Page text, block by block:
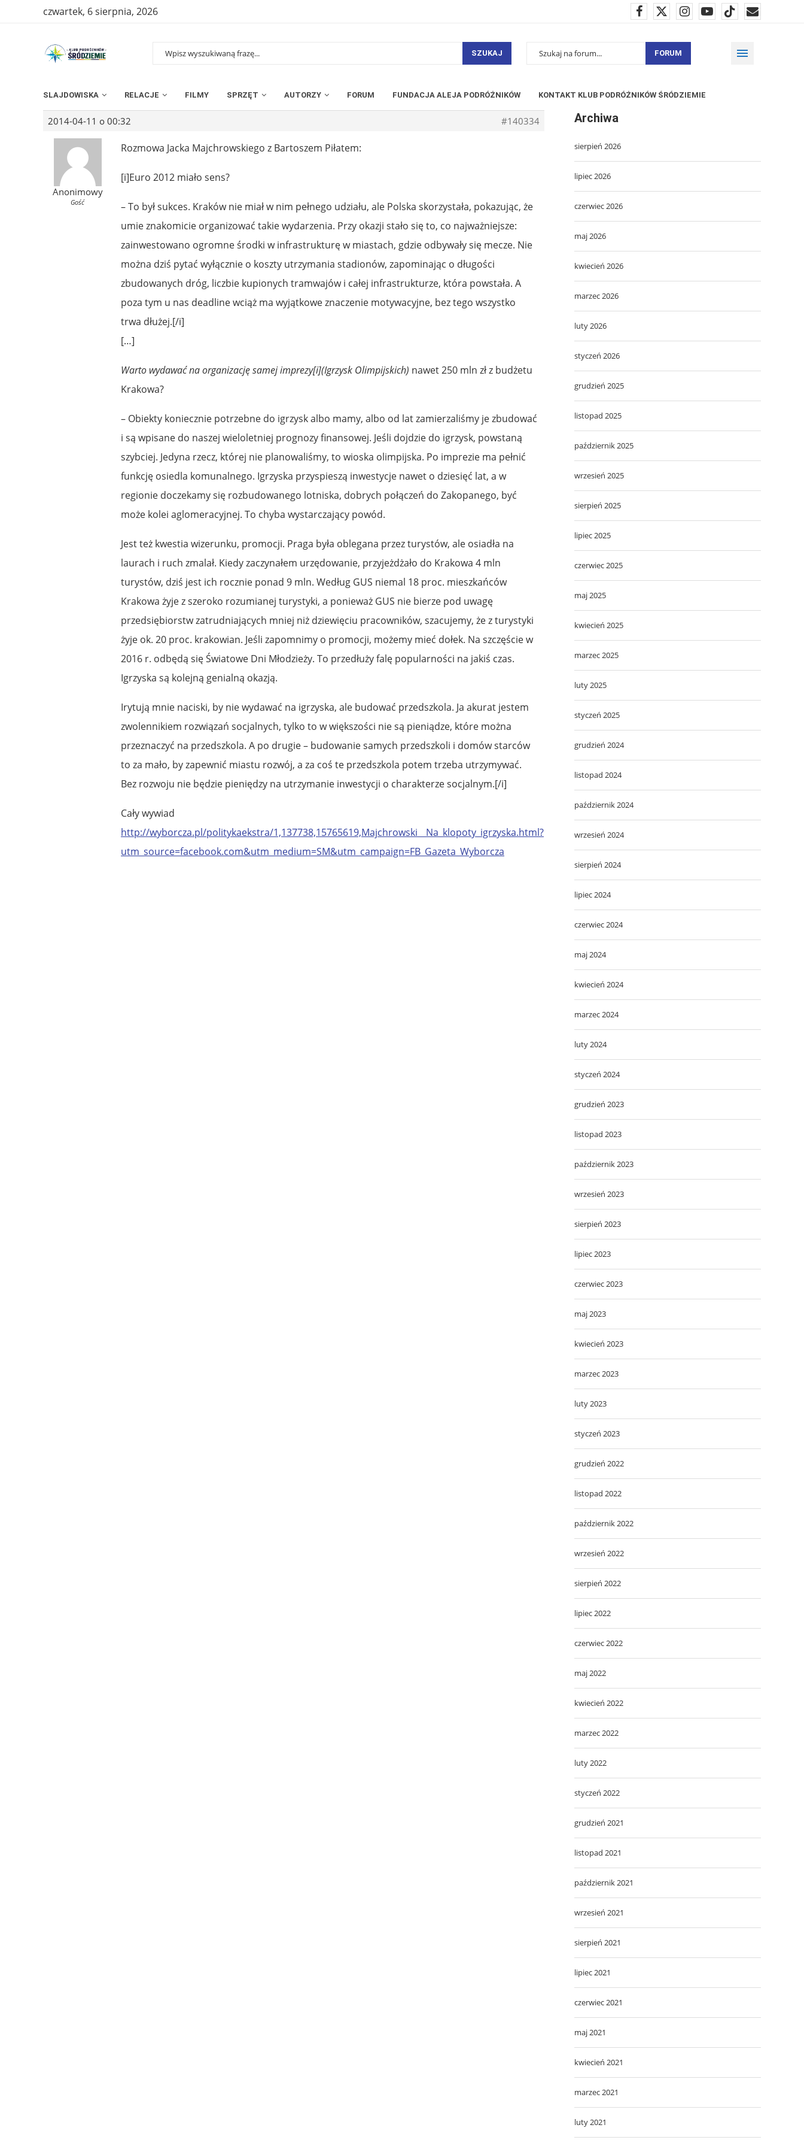
czwartek, 6 sierpnia, 2026
SZUKAJ FORUM
SLAJDOWISKA RELACJE FILMY SPRZĘT AUTORZY FORUM FUNDACJA ALEJA PODRÓŻNIKÓW KONTAKT KLUB PODRÓŻNIKÓW ŚRÓDZIEMIE
2014-04-11 o 00:32 #140334
Anonimowy
Gość
Rozmowa Jacka Majchrowskiego z Bartoszem Piłatem:
[i]Euro 2012 miało sens?
– To był sukces. Kraków nie miał w nim pełnego udziału, ale Polska skorzystała, pokazując, że
umie znakomicie organizować takie wydarzenia. Przy okazji stało się to, co najważniejsze:
zainwestowano ogromne środki w infrastrukturę w miastach, gdzie odbywały się mecze. Nie
można dziś pytać wyłącznie o koszty utrzymania stadionów, zapominając o długości
zbudowanych dróg, liczbie kupionych tramwajów i całej infrastrukturze, która powstała. A
poza tym u nas deadline wciąż ma wyjątkowe znaczenie motywacyjne, bez tego wszystko
trwa dłużej.[/i]
[…]
Warto wydawać na organizację samej imprezy[i](Igrzysk Olimpijskich) nawet 250 mln zł z budżetu
Krakowa?
– Obiekty koniecznie potrzebne do igrzysk albo mamy, albo od lat zamierzaliśmy je zbudować
i są wpisane do naszej wieloletniej prognozy finansowej. Jeśli dojdzie do igrzysk, powstaną
szybciej. Jedyna rzecz, której nie planowaliśmy, to wioska olimpijska. Po imprezie ma pełnić
funkcję osiedla komunalnego. Igrzyska przyspieszą inwestycje nawet o dziesięć lat, a w
regionie doczekamy się rozbudowanego lotniska, dobrych połączeń do Zakopanego, być
może kolei aglomeracyjnej. To chyba wystarczający powód.
Jest też kwestia wizerunku, promocji. Praga była oblegana przez turystów, ale osiadła na
laurach i ruch zmalał. Kiedy zaczynałem urzędowanie, przyjeżdżało do Krakowa 4 mln
turystów, dziś jest ich rocznie ponad 9 mln. Według GUS niemal 18 proc. mieszkańców
Krakowa żyje z szeroko rozumianej turystyki, a ponieważ GUS nie bierze pod uwagę
przedsiębiorstw zatrudniających mniej niż dziewięciu pracowników, szacujemy, że z turystyki
żyje ok. 20 proc. krakowian. Jeśli zapomnimy o promocji, możemy mieć dołek. Na szczęście w
2016 r. odbędą się Światowe Dni Młodzieży. To przedłuży falę popularności na jakiś czas.
Igrzyska są kolejną genialną okazją.
Irytują mnie naciski, by nie wydawać na igrzyska, ale budować przedszkola. Ja akurat jestem
zwolennikiem rozwiązań socjalnych, tylko to w większości nie są pieniądze, które można
przeznaczyć na przedszkola. A po drugie – budowanie samych przedszkoli i domów starców
to za mało, by zapewnić miastu rozwój, a za coś te przedszkola potem trzeba utrzymywać.
Bez rozwoju nie będzie pieniędzy na utrzymanie inwestycji o charakterze socjalnym.[/i]
Cały wywiad
http://wyborcza.pl/politykaekstra/1,137738,15765619,Majchrowski__Na_klopoty_igrzyska.html?
utm_source=facebook.com&utm_medium=SM&utm_campaign=FB_Gazeta_Wyborcza
Archiwa
sierpień 2026
lipiec 2026
czerwiec 2026
maj 2026
kwiecień 2026
marzec 2026
luty 2026
styczeń 2026
grudzień 2025
listopad 2025
październik 2025
wrzesień 2025
sierpień 2025
lipiec 2025
czerwiec 2025
maj 2025
kwiecień 2025
marzec 2025
luty 2025
styczeń 2025
grudzień 2024
listopad 2024
październik 2024
wrzesień 2024
sierpień 2024
lipiec 2024
czerwiec 2024
maj 2024
kwiecień 2024
marzec 2024
luty 2024
styczeń 2024
grudzień 2023
listopad 2023
październik 2023
wrzesień 2023
sierpień 2023
lipiec 2023
czerwiec 2023
maj 2023
kwiecień 2023
marzec 2023
luty 2023
styczeń 2023
grudzień 2022
listopad 2022
październik 2022
wrzesień 2022
sierpień 2022
lipiec 2022
czerwiec 2022
maj 2022
kwiecień 2022
marzec 2022
luty 2022
styczeń 2022
grudzień 2021
listopad 2021
październik 2021
wrzesień 2021
sierpień 2021
lipiec 2021
czerwiec 2021
maj 2021
kwiecień 2021
marzec 2021
luty 2021